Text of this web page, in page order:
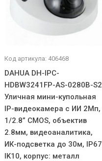
Код артикула: 406468
DAHUA DH-IPC-
HDBW3241FP-AS-0280B-S2
Уличная мини-купольная
IP-видеокамера с ИИ 2Мп,
1/2.8” CMOS, объектив
2.8мм, видеоаналитика,
ИК-подсветка до 30м,
IK10, корпус: металл